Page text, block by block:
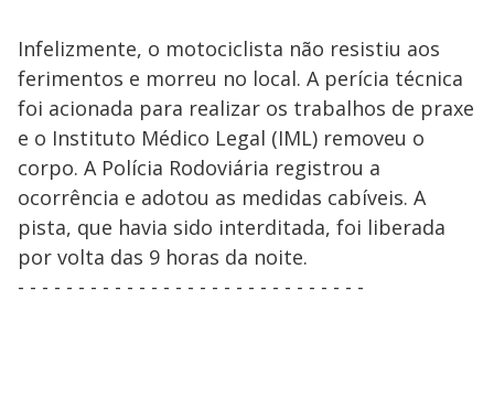
Infelizmente, o motociclista não resistiu aos
ferimentos e morreu no local. A perícia técnica
foi acionada para realizar os trabalhos de praxe
e o Instituto Médico Legal (IML) removeu o
corpo. A Polícia Rodoviária registrou a
ocorrência e adotou as medidas cabíveis. A
pista, que havia sido interditada, foi liberada
por volta das 9 horas da noite.
- - - - - - - - - - - - - - - - - - - - - - - - - - - - -